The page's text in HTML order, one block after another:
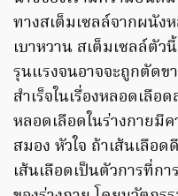
ทางสเต็มเซลล์จากผนัง
เบาหวาน สเต็มเซลล์ตัว
รุนแรงจนอาจจะถูกตัดข
สำเร็จในเรื่องหลอดเลือ
หลอดเลือดในร่างกายมี
สมอง หัวใจ ถ้าเส้นเลือด
เส้นเลือดเป็นตัวการที่กา